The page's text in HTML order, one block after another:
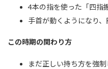
4本の指を使った「四指
手首が動くようになり、
この時期の関わり方
まだ正しい持ち方を強